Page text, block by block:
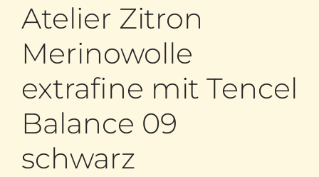
Atelier Zitron
Merinowolle
extrafine mit Tencel
Balance 09
schwarz